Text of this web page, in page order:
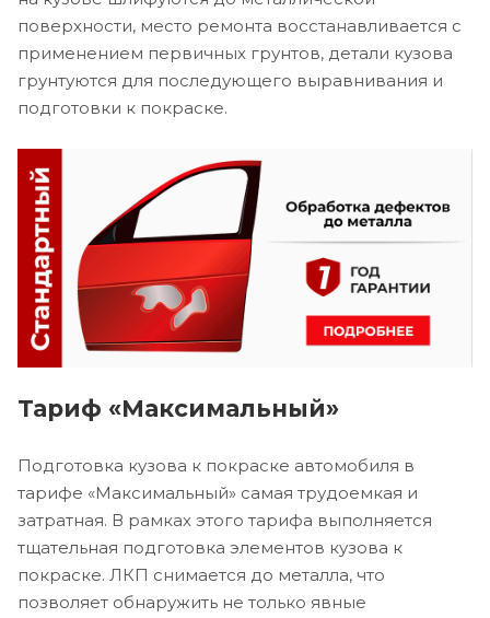
поверхности, место ремонта восстанавливается с
применением первичных грунтов, детали кузова
грунтуются для последующего выравнивания и
подготовки к покраске.
Тариф «Максимальный»
Подготовка кузова к покраске автомобиля в
тарифе «Максимальный» самая трудоемкая и
затратная. В рамках этого тарифа выполняется
тщательная подготовка элементов кузова к
покраске. ЛКП снимается до металла, что
позволяет обнаружить не только явные